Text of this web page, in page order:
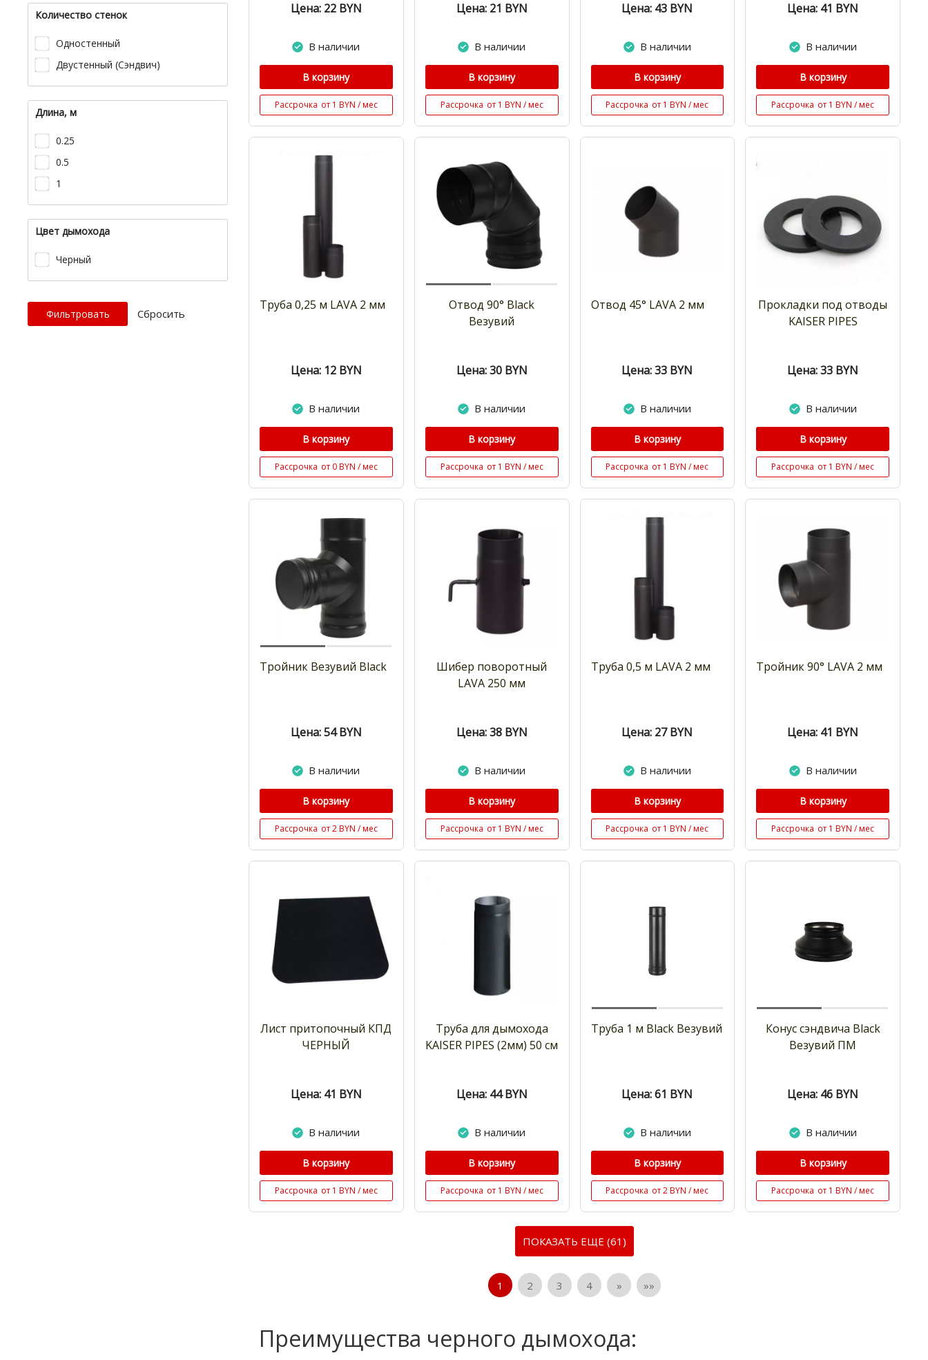
Количество стенок
Одностенный
Двустенный (Сэндвич)
Длина, м
0.25
0.5
1
Цвет дымохода
Черный
Cбросить
Цена: 22 BYN
В наличии
В корзину
Рассрочка от 1 BYN / мес
Цена: 21 BYN
В наличии
В корзину
Рассрочка от 1 BYN / мес
Цена: 43 BYN
В наличии
В корзину
Рассрочка от 1 BYN / мес
Цена: 41 BYN
В наличии
В корзину
Рассрочка от 1 BYN / мес
Труба 0,25 м LAVA 2 мм
Цена: 12 BYN
В наличии
В корзину
Рассрочка от 0 BYN / мес
Отвод 90° Black
Везувий
Цена: 30 BYN
В наличии
В корзину
Рассрочка от 1 BYN / мес
Отвод 45° LAVA 2 мм
Цена: 33 BYN
В наличии
В корзину
Рассрочка от 1 BYN / мес
Прокладки под отводы
KAISER PIPES
Цена: 33 BYN
В наличии
В корзину
Рассрочка от 1 BYN / мес
Тройник Везувий Black
Цена: 54 BYN
В наличии
В корзину
Рассрочка от 2 BYN / мес
Шибер поворотный
LAVA 250 мм
Цена: 38 BYN
В наличии
В корзину
Рассрочка от 1 BYN / мес
Труба 0,5 м LAVA 2 мм
Цена: 27 BYN
В наличии
В корзину
Рассрочка от 1 BYN / мес
Тройник 90° LAVA 2 мм
Цена: 41 BYN
В наличии
В корзину
Рассрочка от 1 BYN / мес
Лист притопочный КПД
ЧЕРНЫЙ
Цена: 41 BYN
В наличии
В корзину
Рассрочка от 1 BYN / мес
Труба для дымохода
KAISER PIPES (2мм) 50 см
Цена: 44 BYN
В наличии
В корзину
Рассрочка от 1 BYN / мес
Труба 1 м Black Везувий
Цена: 61 BYN
В наличии
В корзину
Рассрочка от 2 BYN / мес
Конус сэндвича Black
Везувий ПМ
Цена: 46 BYN
В наличии
В корзину
Рассрочка от 1 BYN / мес
ПОКАЗАТЬ ЕЩЕ (61)
1 2 3 4 » »»
Преимущества черного дымохода: